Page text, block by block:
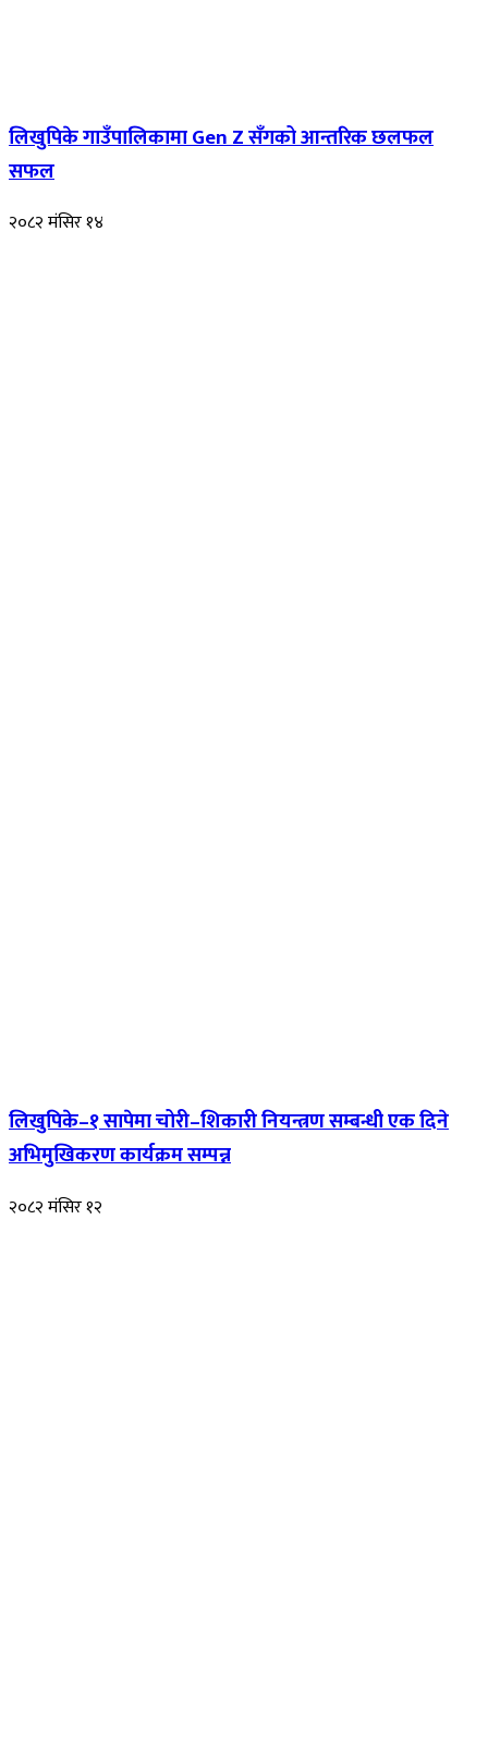
लिखुपिके गाउँपालिकामा Gen Z सँगको आन्तरिक छलफल
सफल
२०८२ मंसिर १४
लिखुपिके–१ सापेमा चोरी–शिकारी नियन्त्रण सम्बन्धी एक दिने
अभिमुखिकरण कार्यक्रम सम्पन्न
२०८२ मंसिर १२